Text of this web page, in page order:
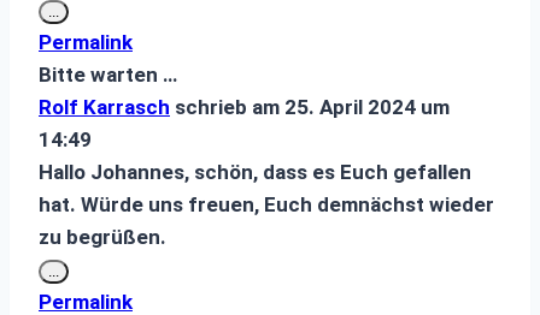
... Diese
Metabox
ein-/ausblenden.
Permalink
Bitte warten …
Rolf Karrasch schrieb am 25. April 2024 um
14:49
Hallo Johannes, schön, dass es Euch gefallen
hat. Würde uns freuen, Euch demnächst wieder
zu begrüßen.
... Diese
Metabox
ein-/ausblenden.
Permalink